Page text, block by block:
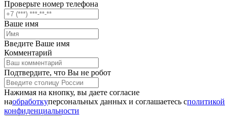
Проверьте номер телефона
Ваше имя
Введите Ваше имя
Комментарий
Подтвердите, что Вы не робот
Нажимая на кнопку, вы даете согласие
наобработкуперсональных данных и соглашаетесь cполитикой
конфиденциальности